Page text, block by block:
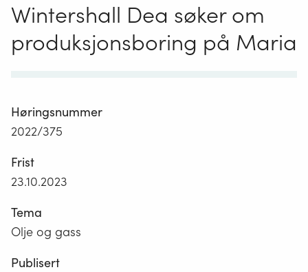
Wintershall Dea søker om
produksjonsboring på Maria
Høringsnummer
2022/375
Frist
23.10.2023
Tema
Olje og gass
Publisert